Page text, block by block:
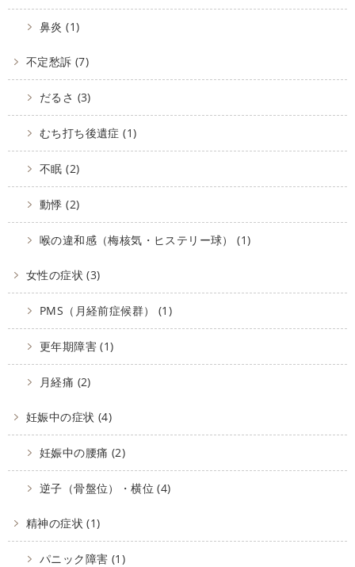
鼻炎 (1)
不定愁訴 (7)
だるさ (3)
むち打ち後遺症 (1)
不眠 (2)
動悸 (2)
喉の違和感（梅核気・ヒステリー球） (1)
女性の症状 (3)
PMS（月経前症候群） (1)
更年期障害 (1)
月経痛 (2)
妊娠中の症状 (4)
妊娠中の腰痛 (2)
逆子（骨盤位）・横位 (4)
精神の症状 (1)
パニック障害 (1)